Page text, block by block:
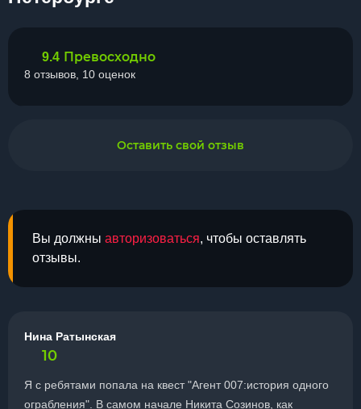
Вы должны авторизоваться, чтобы оставлять
отзывы.
Нина Ратынская
10
Я с ребятами попала на квест "Агент 007:история одного
ограбления". В самом начале Никита Созинов, как
9.4 Превосходно
8 отзывов, 10 оценок
Оставить свой отзыв